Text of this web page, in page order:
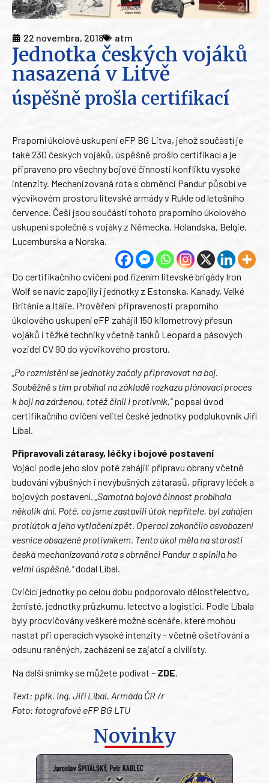
22 novembra, 2018 atm
Jednotka českých vojáků
nasazená v Litvě
úspěšně prošla certifikací
Praporní úkolové uskupení eFP BG Litva, jehož součástí je
také 230 českých vojáků, úspěšně prošlo certifikací a je
připraveno pro všechny bojové činnosti konfliktu vysoké
intenzity. Mechanizovaná rota s obrněnci Pandur působí ve
výcvikovém prostoru litevské armády v Rukle od letošního
července. Češi jsou součástí tohoto praporního úkolového
uskupení společně s vojáky z Německa, Holandska, Belgie,
Lucemburska a Norska.
Do certifikačního cvičení pod řízením litevské brigády Iron
Wolf se navíc zapojily i jednotky z Estonska, Kanady, Velké
Británie a Itálie. Prověření připravenosti praporního
úkolového uskupení eFP zahájil 150 kilometrový přesun
vojáků i těžké techniky včetně tanků Leopard a pásových
vozidel CV 90 do výcvikového prostoru.
„Po rozmístění se jednotky začaly připravovat na boj.
Souběžně s tím probíhal na základě rozkazu plánovací proces
k boji na zdrženou, totéž činil i protivník,“popsal úvod
certifikačního cvičení velitel české jednotky podplukovník Jiří
Líbal.
Připravovali zátarasy, léčky i bojové postavení
Vojáci podle jeho slov poté zahájili přípravu obrany včetně
budování výbušných i nevýbušných zátarasů, přípravy léček a
bojových postavení. „Samotná bojová činnost probíhala
několik dní. Poté, co jsme zastavili útok nepřítele, byl zahájen
protiútok a jeho vytlačení zpět. Operaci zakončilo osvobození
vesnice obsazené protivníkem. Tento úkol měla na starosti
česká mechanizovaná rota s obrněnci Pandur a splnila ho
velmi úspěšně,“dodal Líbal.
Cvičící jednotky po celou dobu podporovalo dělostřelectvo,
ženisté, jednotky průzkumu, letectvo a logistici. Podle Líbala
byly procvičovány veškeré možné scénáře, které mohou
nastat při operacích vysoké intenzity – včetně ošetřování a
odsunu raněných, zacházení se zajatci a civilisty.
Na další snímky se můžete podívat – ZDE
Text: pplk. Ing. Jiří Líbal, Armáda ČR/r
Foto: fotografové eFP BG LTU
Novinky